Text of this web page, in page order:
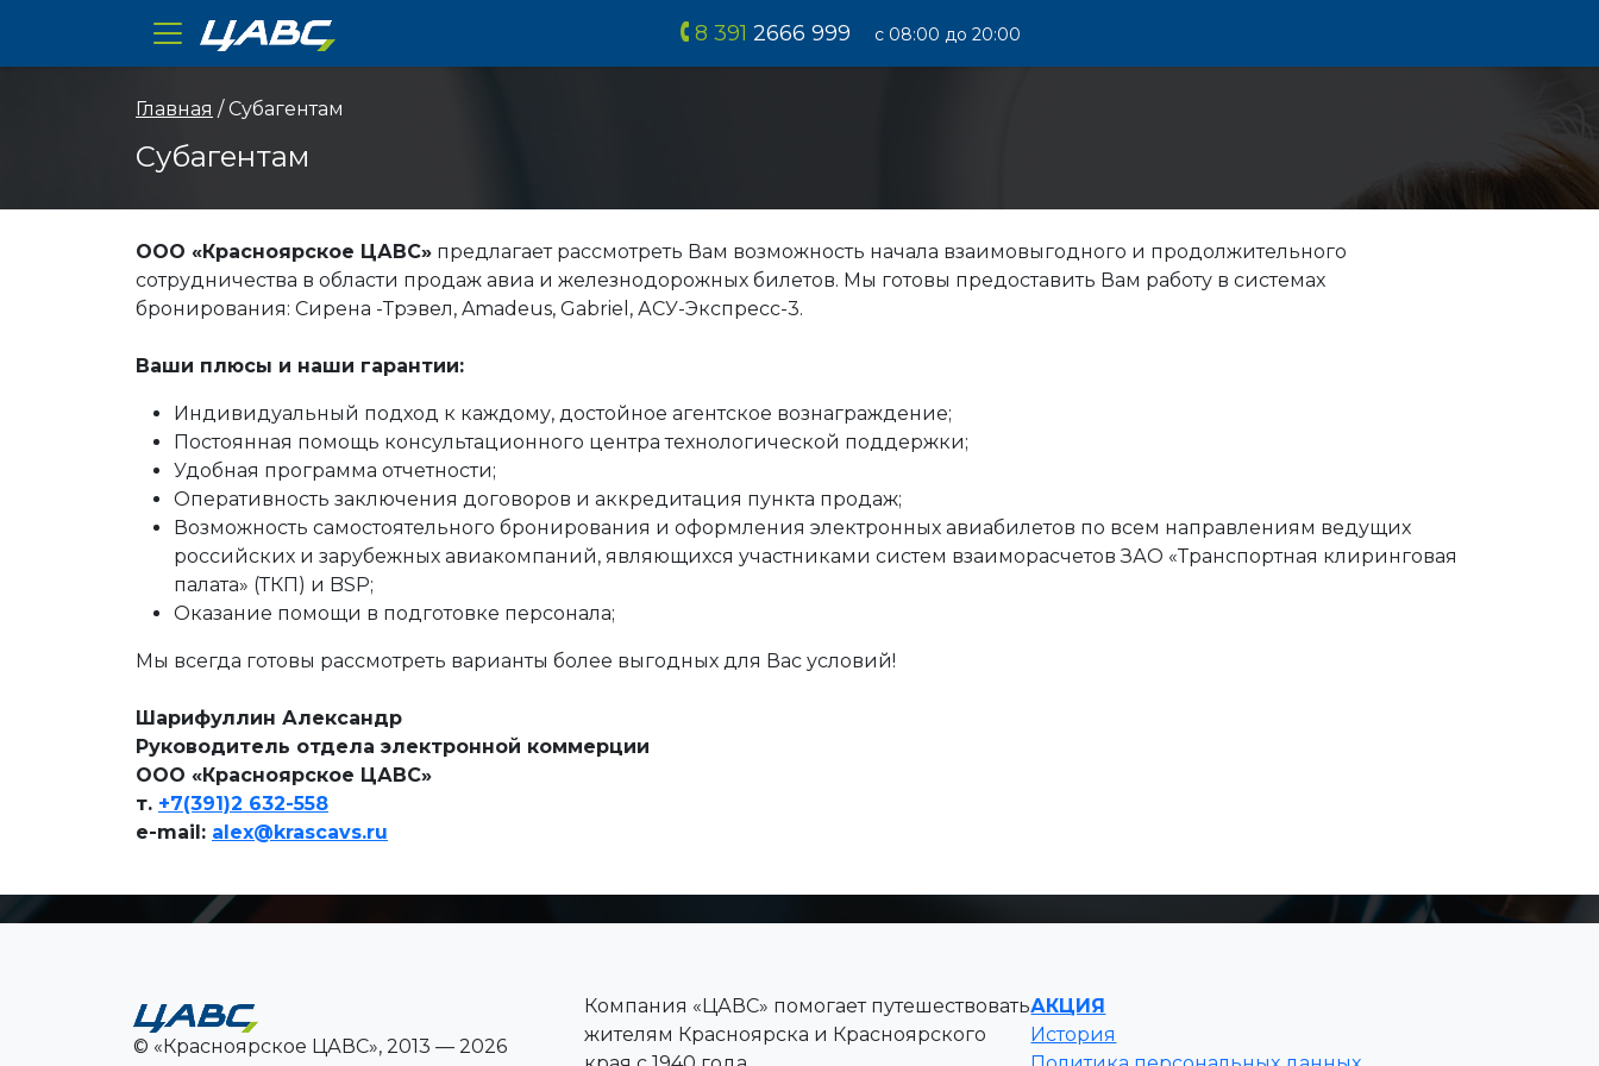
ЦАВС 8 391 2666 999 с 08:00 до 20:00
Главная / Субагентам
Субагентам
ООО «Красноярское ЦАВС» предлагает рассмотреть Вам возможность начала взаимовыгодного и продолжительного
сотрудничества в области продаж авиа и железнодорожных билетов. Мы готовы предоставить Вам работу в системах
бронирования: Сирена -Трэвел, Amadeus, Gabriel, АСУ-Экспресс-3.
Ваши плюсы и наши гарантии:
Индивидуальный подход к каждому, достойное агентское вознаграждение;
Постоянная помощь консультационного центра технологической поддержки;
Удобная программа отчетности;
Оперативность заключения договоров и аккредитация пункта продаж;
Возможность самостоятельного бронирования и оформления электронных авиабилетов по всем направлениям ведущих
российских и зарубежных авиакомпаний, являющихся участниками систем взаиморасчетов ЗАО «Транспортная клиринговая
палата» (ТКП) и BSP;
Оказание помощи в подготовке персонала;
Мы всегда готовы рассмотреть варианты более выгодных для Вас условий!
Шарифуллин Александр
Руководитель отдела электронной коммерции
ООО «Красноярское ЦАВС»
т. +7(391)2 632-558
e-mail: alex@krascavs.ru
© «Красноярское ЦАВС», 2013 — 2026
Компания «ЦАВС» помогает путешествовать
жителям Красноярска и Красноярского
АКЦИЯ
История